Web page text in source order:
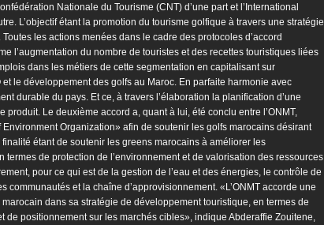
Nationale du Tourisme (CNT) d’une part et l’International
L’objectif étant la promotion du tourisme golfique à travers une stratégie
les actions menées dans le cadre des protocoles d’accord
l’augmentation du nombre de touristes et des recettes touristiques liées
dans les métiers de cette segmentation en capitalisant sur
et le développement des golfs au Maroc. En parfaite harmonie avec
durable du pays. Et ce, à travers l’élaboration la planification d’une
produit. Le deuxième accord a, quant à lui, été conclu entre l’ONMT,
Environment Organization» afin de soutenir les golfs marocains désirant
étant de soutenir les greens marocains à améliorer les
termes de protection de l’environnement et de valorisation des ressources
pour ce qui est de la gestion de l’eau et des énergies, le contrôle de
communautés et la chaîne d’approvisionnement. «L’ONMT accorde une
dans sa stratégie de développement touristique, en termes de
de positionnement sur les marchés cibles», indique Abderaffie Zouitene,